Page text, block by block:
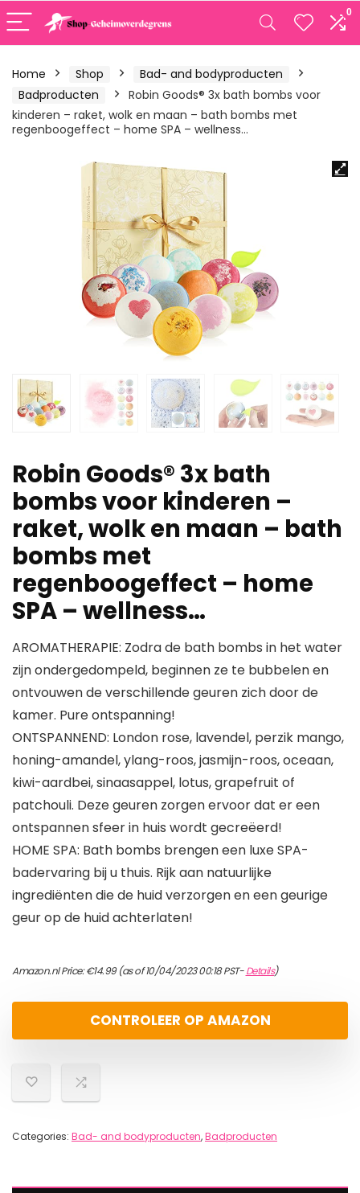
0
Home Shop
Bad- and bodyproducten
Badproducten
Robin Goods® 3x bath bombs voor
kinderen – raket, wolk en maan – bath bombs met
regenboogeffect – home SPA – wellness…
Robin Goods® 3x bath
bombs voor kinderen –
raket, wolk en maan – bath
bombs met
regenboogeffect – home
SPA – wellness…
AROMATHERAPIE: Zodra de bath bombs in het water
zijn ondergedompeld, beginnen ze te bubbelen en
ontvouwen de verschillende geuren zich door de
kamer. Pure ontspanning!
ONTSPANNEND: London rose, lavendel, perzik mango,
honing-amandel, ylang-roos, jasmijn-roos, oceaan,
kiwi-aardbei, sinaasappel, lotus, grapefruit of
patchouli. Deze geuren zorgen ervoor dat er een
ontspannen sfeer in huis wordt gecreëerd!
HOME SPA: Bath bombs brengen een luxe SPA-
badervaring bij u thuis. Rijk aan natuurlijke
ingrediënten die de huid verzorgen en een geurige
geur op de huid achterlaten!
Amazon.nl Price:€14.99(as of 10/04/2023 00:18 PST-Details)
CONTROLEER OP AMAZON
Categories: Bad- and bodyproducten,Badproducten